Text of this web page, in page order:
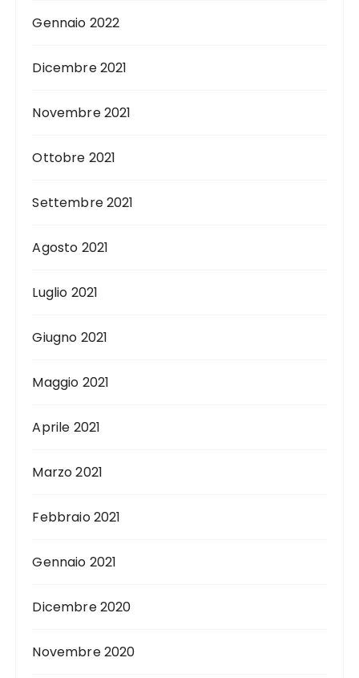
Gennaio 2022
Dicembre 2021
Novembre 2021
Ottobre 2021
Settembre 2021
Agosto 2021
Luglio 2021
Giugno 2021
Maggio 2021
Aprile 2021
Marzo 2021
Febbraio 2021
Gennaio 2021
Dicembre 2020
Novembre 2020